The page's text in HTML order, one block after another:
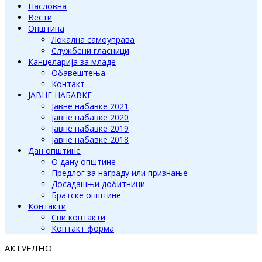
Насловна
Вести
Општина
Локална самоуправа
Службени гласници
Канцеларија за младе
Обавештења
Контакт
ЈАВНЕ НАБАВКЕ
Јавне набавке 2021
Јавне набавке 2020
Јавне набавке 2019
Јавне набавке 2018
Дан општине
О дану општине
Предлог за награду или признање
Досадашњи добитници
Братске општине
Контакти
Сви контакти
Контакт форма
АКТУЕЛНО